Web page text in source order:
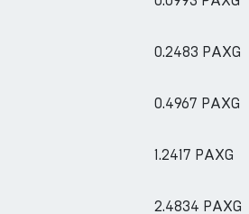
0.2483 PAXG
0.4967 PAXG
1.2417 PAXG
2.4834 PAXG